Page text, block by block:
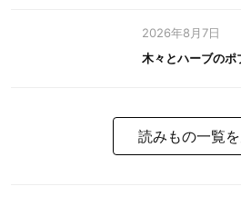
2026年8月7日
木々とハーブのポ
読みもの一覧